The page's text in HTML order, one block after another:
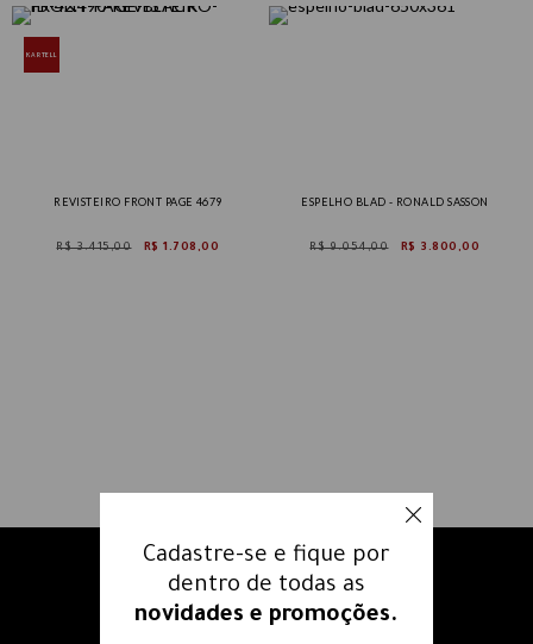
REVISTEIRO FRONT PAGE 4679
R$ 3.415,00 R$ 1.708,00
KARTELL
ESPELHO BLAD - RONALD SASSON
R$ 9.054,00 R$ 3.800,00
Receba nossos e-mails e fique
por dentrode todas as
Cadastre-se e fique por
dentro de todas as
novidades e promoções.